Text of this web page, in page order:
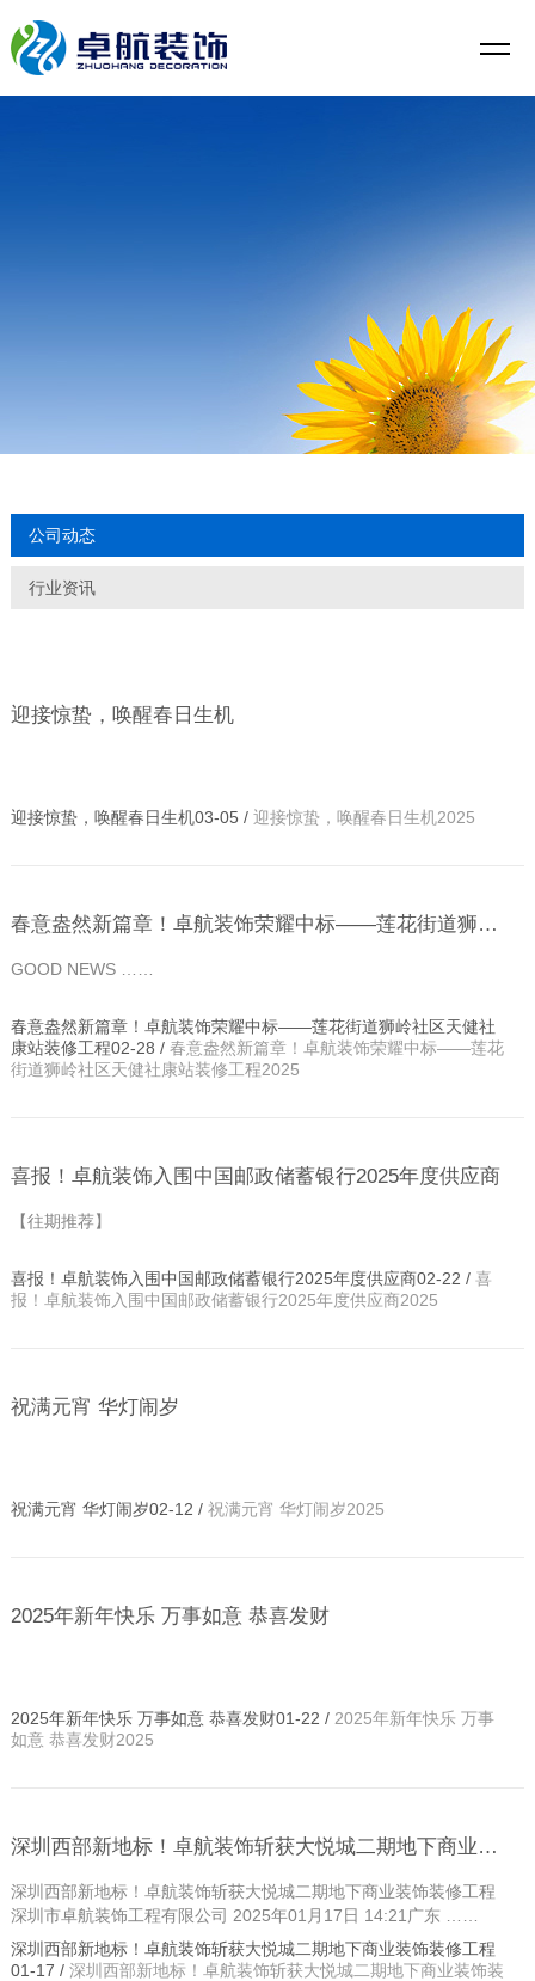
公司动态
行业资讯
迎接惊蛰，唤醒春日生机
迎接惊蛰，唤醒春日生机03-05 / 迎接惊蛰，唤醒春日生机2025
春意盎然新篇章！卓航装饰荣耀中标——莲花街道狮岭社区天健社康站装修工程
春意盎然新篇章！卓航装饰荣耀中标——莲花街道狮岭社区天健社
康站装修工程02-28 / 春意盎然新篇章！卓航装饰荣耀中标——莲花
街道狮岭社区天健社康站装修工程2025
喜报！卓航装饰入围中国邮政储蓄银行2025年度供应商
【往期推荐】
喜报！卓航装饰入围中国邮政储蓄银行2025年度供应商02-22 / 喜
报！卓航装饰入围中国邮政储蓄银行2025年度供应商2025
祝满元宵 华灯闹岁
祝满元宵 华灯闹岁02-12 / 祝满元宵 华灯闹岁2025
2025年新年快乐 万事如意 恭喜发财
2025年新年快乐 万事如意 恭喜发财01-22 / 2025年新年快乐 万事
如意 恭喜发财2025
深圳西部新地标！卓航装饰斩获大悦城二期地下商业装饰装修工程
深圳西部新地标！卓航装饰斩获大悦城二期地下商业装饰装修工程
深圳西部新地标！卓航装饰斩获大悦城二期地下商业装饰装修工程
01-17 / 深圳西部新地标！卓航装饰斩获大悦城二期地下商业装饰装